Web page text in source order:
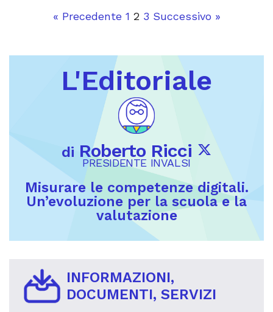
« Precedente 1 2 3 Successivo »
L'Editoriale
di Roberto Ricci
PRESIDENTE INVALSI
Misurare le competenze digitali.
Un’evoluzione per la scuola e la
valutazione
INFORMAZIONI,
DOCUMENTI, SERVIZI